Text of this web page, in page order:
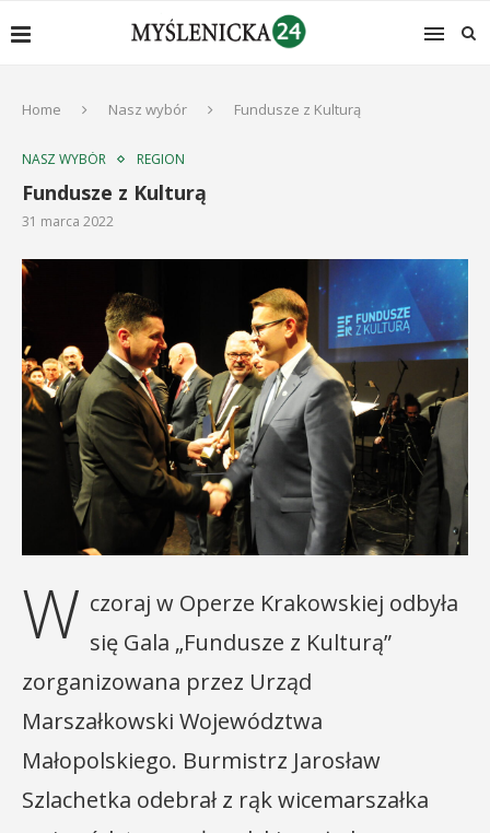
Home Nasz wybór Fundusze z Kulturą
NASZ WYBÓR REGION
Fundusze z Kulturą
31 marca 2022
W czoraj w Operze Krakowskiej odbyła
się Gala „Fundusze z Kulturą”
zorganizowana przez Urząd
Marszałkowski Województwa
Małopolskiego. Burmistrz Jarosław
Szlachetka odebrał z rąk wicemarszałka